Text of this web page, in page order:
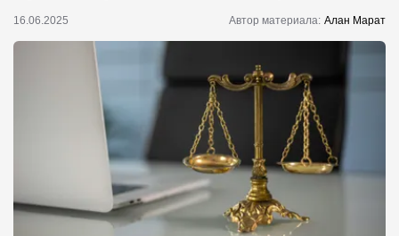
16.06.2025 Автор материала: Алан Марат